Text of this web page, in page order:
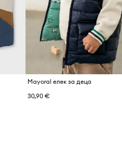
Mayoral елек за деца
30,90 €